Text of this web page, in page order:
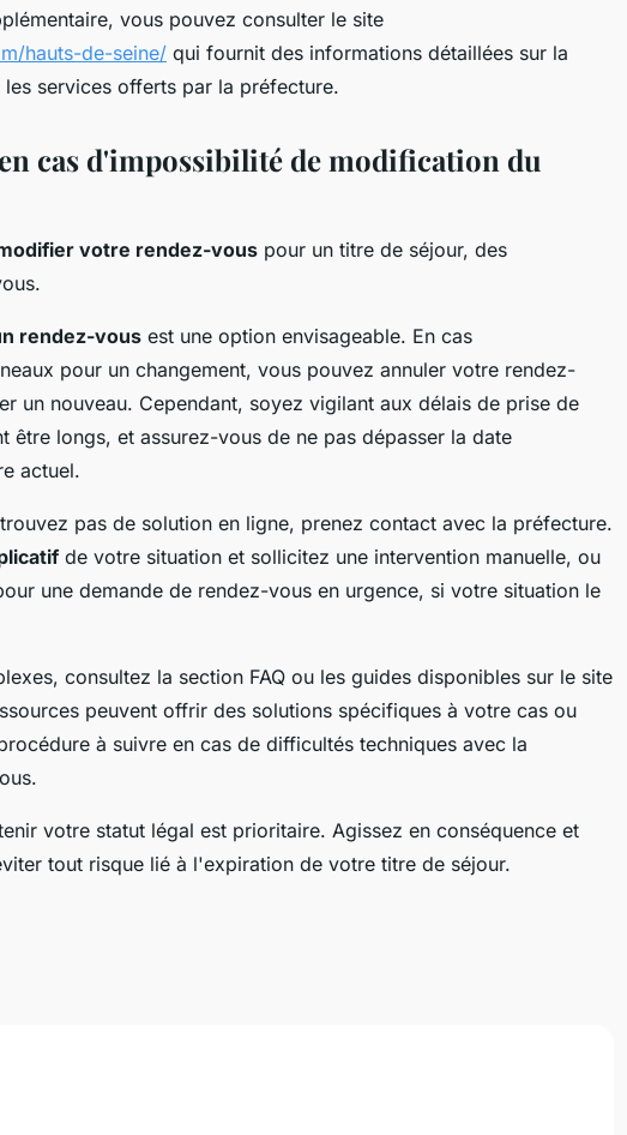
vous pouvez consulter le site
hauts-de-seine/ qui fournit des informations détaillées sur la
services offerts par la préfecture.
cas d'impossibilité de modification du
votre rendez-vous pour un titre de séjour, des
rendez-vous est une option envisageable. En cas
pour un changement, vous pouvez annuler votre rendez-
un nouveau. Cependant, soyez vigilant aux délais de prise de
être longs, et assurez-vous de ne pas dépasser la date
actuel.
pas de solution en ligne, prenez contact avec la préfecture.
de votre situation et sollicitez une intervention manuelle, ou
une demande de rendez-vous en urgence, si votre situation le
consultez la section FAQ ou les guides disponibles sur le site
peuvent offrir des solutions spécifiques à votre cas ou
à suivre en cas de difficultés techniques avec la
votre statut légal est prioritaire. Agissez en conséquence et
tout risque lié à l'expiration de votre titre de séjour.